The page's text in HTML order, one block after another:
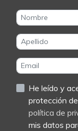
He leído y acepto la información
política de
mis datos